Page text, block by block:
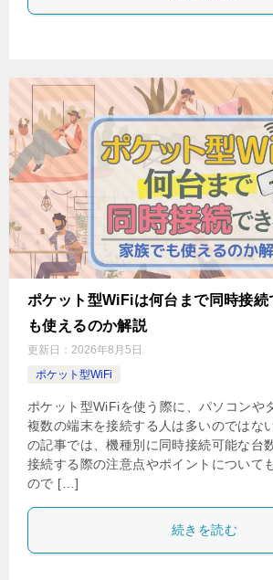
ポケット型WiFiは何台まで同時接続
も使えるのか解説
更新日： 2026年8月5日
ポケット型WiFi
ポケット型WiFiを使う際に、パソコンや
複数の端末を接続する人は多いのではな
の記事では、機種別に同時接続可能な台
接続する際の注意点やポイントについて
ので […]
続きを読む